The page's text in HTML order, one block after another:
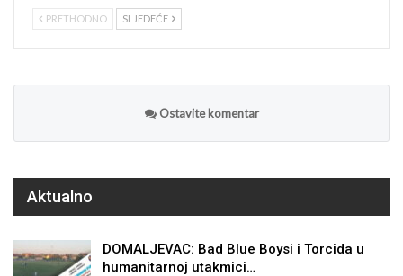
PRETHODNO SLJEDEĆE
Ostavite komentar
Aktualno
DOMALJEVAC: Bad Blue Boysi i Torcida u
humanitarnoj utakmici…